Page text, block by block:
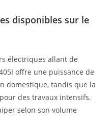
disponibles sur le
électriques allant de
offre une puissance de
domestique, tandis que la
des travaux intensifs.
selon son volume